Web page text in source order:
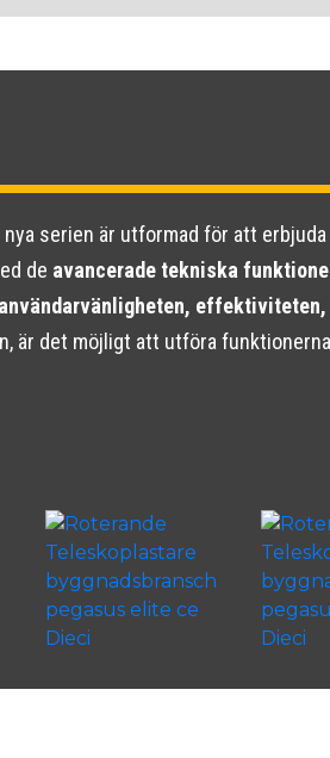
nya serien är utformad för att erbjuda
de avancerade tekniska
är det möjligt att utföra